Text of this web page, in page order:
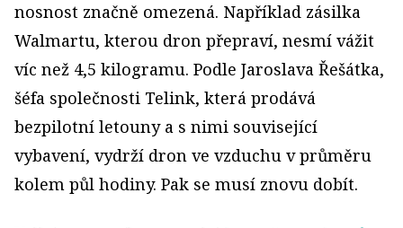
nosnost značně omezená. Například zásilka
Walmartu, kterou dron přepraví, nesmí vážit
víc než 4,5 kilogramu. Podle Jaroslava Řešátka,
šéfa společnosti Telink, která prodává
bezpilotní letouny a s nimi související
vybavení, vydrží dron ve vzduchu v průměru
kolem půl hodiny. Pak se musí znovu dobít.